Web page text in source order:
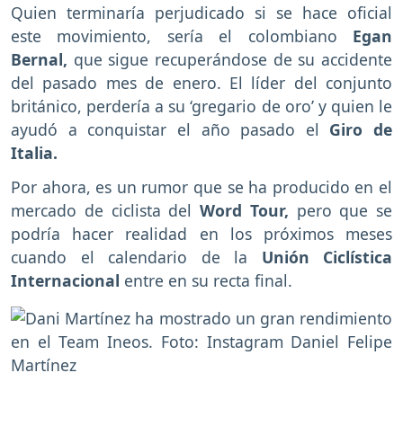
Quien terminaría perjudicado si se hace oficial
este movimiento, sería el colombiano Egan
Bernal, que sigue recuperándose de su accidente
del pasado mes de enero. El líder del conjunto
británico, perdería a su ‘gregario de oro’ y quien le
ayudó a conquistar el año pasado el Giro de
Italia.
Por ahora, es un rumor que se ha producido en el
mercado de ciclista del Word Tour, pero que se
podría hacer realidad en los próximos meses
cuando el calendario de la Unión Ciclística
Internacional entre en su recta final.